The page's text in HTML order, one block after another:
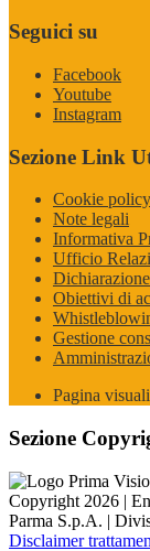
Seguici su
Facebook
Youtube
Instagram
Sezione Link
Cookie policy
Note legali
Informativa
Ufficio
Obiettivi di
Gestione
Pagina
Sezione
Copyright 2026 |
Parma S.p.A. |
Disclaimer